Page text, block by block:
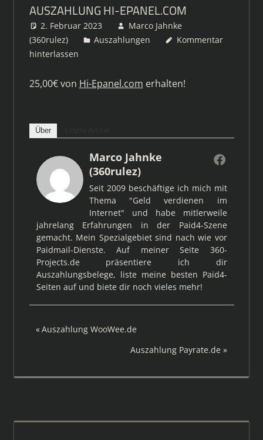
AUSZAHLUNG HI-EPANEL.COM
2. Februar 2023
Marco Jahnke
(360rulez)
Auszahlungen
Kommentar
hinterlassen
25,00€ von Hi-Epanel.com erhalten!
Über
Marco Jahnke
(360rulez)
Seit 2009 beschäftige ich mich mit
Thema "Geld verdienen im
Internet" und habe mitlerweile
jahrelang Erfahrungen in der Paid4-Szene
gemacht. Mein Spezialgebiet sind nach wie vor
Paidmail-Dienste. Auf meiner Seite 360-
Projects.de präsentiere ich dir
Auszahlungsbelege, liste meine besten Paid4-
Seiten auf und biete dir noch vieles mehr!
Beitragsnavigation
Vorheriger
Auszahlung WooWee.de
Nächster
Auszahlung Payrate.de